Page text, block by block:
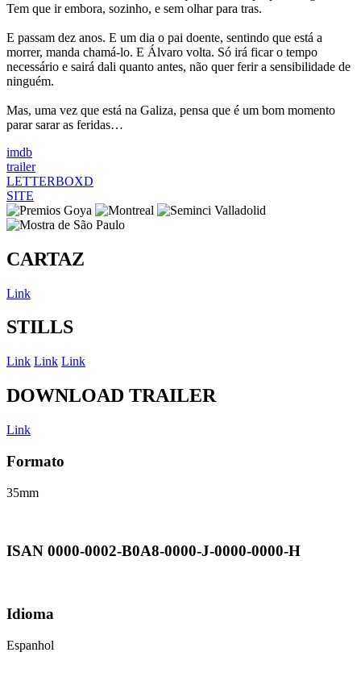
Tem que ir embora, sozinho, e sem olhar para tras.
E passam dez anos. E um dia o pai doente, sentindo que está a
morrer, manda chamá-lo. E Álvaro volta. Só irá ficar o tempo
necessário e sairá dali quanto antes, não quer ferir a sensibilidade de
ninguém.
Mas, uma vez que está na Galiza, pensa que é um bom momento
parar sarar as feridas…
imdb
trailer
LETTERBOXD
SITE
CARTAZ
Link
STILLS
Link Link Link
DOWNLOAD TRAILER
Link
Formato
35mm
ISAN 0000-0002-B0A8-0000-J-0000-0000-H
Idioma
Espanhol